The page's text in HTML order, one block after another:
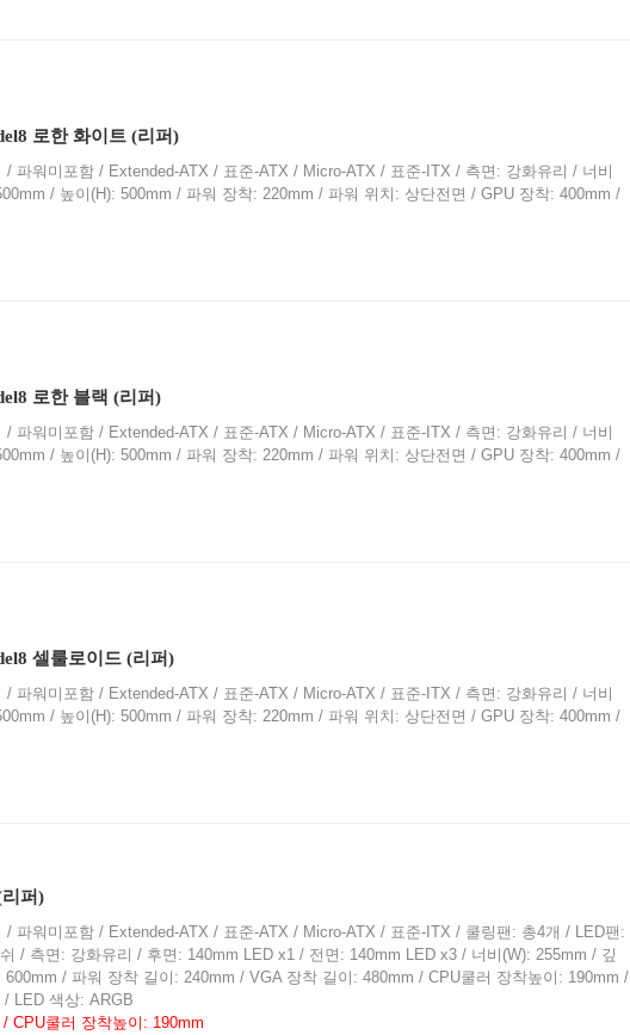
로한 화이트 (리퍼)
/ 파워미포함 / Extended-ATX / 표준-ATX / Micro-ATX / 표준-ITX / 측면: 강화유리 / 너비
/ 높이(H): 500mm / 파워 장착: 220mm / 파워 위치: 상단전면 / GPU 장착: 400mm /
로한 블랙 (리퍼)
/ 파워미포함 / Extended-ATX / 표준-ATX / Micro-ATX / 표준-ITX / 측면: 강화유리 / 너비
/ 높이(H): 500mm / 파워 장착: 220mm / 파워 위치: 상단전면 / GPU 장착: 400mm /
셀룰로이드 (리퍼)
/ 파워미포함 / Extended-ATX / 표준-ATX / Micro-ATX / 표준-ITX / 측면: 강화유리 / 너비
/ 높이(H): 500mm / 파워 장착: 220mm / 파워 위치: 상단전면 / GPU 장착: 400mm /
퍼)
/ 파워미포함 / Extended-ATX / 표준-ATX / Micro-ATX / 표준-ITX / 쿨링팬: 총4개 / LED팬:
/ 측면: 강화유리 / 후면: 140mm LED x1 / 전면: 140mm LED x3 / 너비(W): 255mm / 깊
600mm / 파워 장착 길이: 240mm / VGA 장착 길이: 480mm / CPU쿨러 장착높이: 190mm /
LED 색상: ARGB
CPU쿨러 장착높이: 190mm